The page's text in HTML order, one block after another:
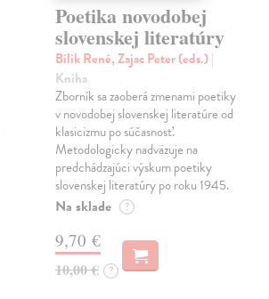
Poetika novodobej
slovenskej literatúry
Bílik René, Zajac Peter (eds.)|
Kniha
Zborník sa zaoberá zmenami poetiky
v novodobej slovenskej literatúre od
klasicizmu po súčasnosť.
Metodologicky nadväzuje na
predchádzajúci výskum poetiky
slovenskej literatúry po roku 1945.
Na sklade ?
9,70 €
10,00 € ?